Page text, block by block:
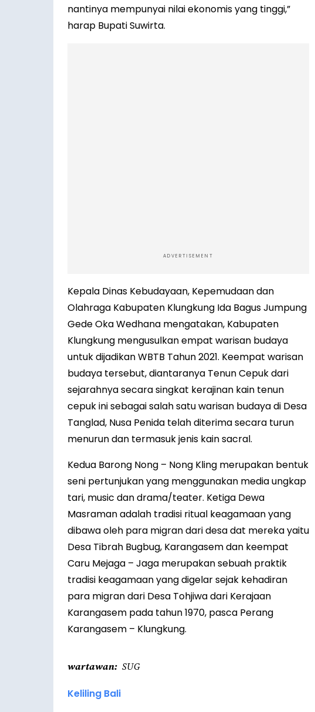
nantinya mempunyai nilai ekonomis yang tinggi,”
harap Bupati Suwirta.
ADVERTISEMENT
Kepala Dinas Kebudayaan, Kepemudaan dan
Olahraga Kabupaten Klungkung Ida Bagus Jumpung
Gede Oka Wedhana mengatakan, Kabupaten
Klungkung mengusulkan empat warisan budaya
untuk dijadikan WBTB Tahun 2021. Keempat warisan
budaya tersebut, diantaranya Tenun Cepuk dari
sejarahnya secara singkat kerajinan kain tenun
cepuk ini sebagai salah satu warisan budaya di Desa
Tanglad, Nusa Penida telah diterima secara turun
menurun dan termasuk jenis kain sacral.
Kedua Barong Nong – Nong Kling merupakan bentuk
seni pertunjukan yang menggunakan media ungkap
tari, music dan drama/teater. Ketiga Dewa
Masraman adalah tradisi ritual keagamaan yang
dibawa oleh para migran dari desa dat mereka yaitu
Desa Tibrah Bugbug, Karangasem dan keempat
Caru Mejaga – Jaga merupakan sebuah praktik
tradisi keagamaan yang digelar sejak kehadiran
para migran dari Desa Tohjiwa dari Kerajaan
Karangasem pada tahun 1970, pasca Perang
Karangasem – Klungkung.
wartawan SUG
Keliling Bali